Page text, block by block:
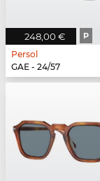
248,00 € P
Persol
GAE - 24/57